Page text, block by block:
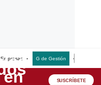
Empresas G de Gestión
SUSCRÍBETE